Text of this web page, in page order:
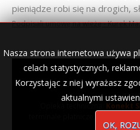
pieniądze robi się na drogich,
Podpisali umowę na wieżę - Kurek
Nasza strona internetowa używa
celach statystycznych,
Korzystając z niej wyrażasz
aktualnymi
OK,
© 2007–2018 Kurek Mazurski
Opieka techniczna: Konekt